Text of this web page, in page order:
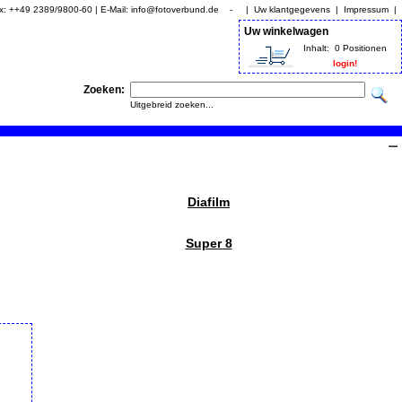
++49 2389/9800-60 | E-Mail: info@fotoverbund.de - | Uw klantgegevens | Impressum |
Uw winkelwagen
Inhalt:
0 Positionen
login!
Zoeken:
Uitgebreid zoeken...
Diafilm
Super 8